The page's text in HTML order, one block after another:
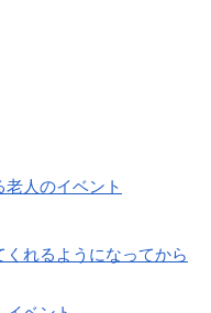
人のイベント
れるようになってから